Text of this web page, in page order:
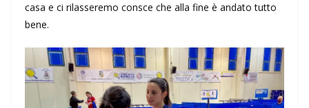
casa e ci rilasseremo consce che alla fine è andato tutto
bene.